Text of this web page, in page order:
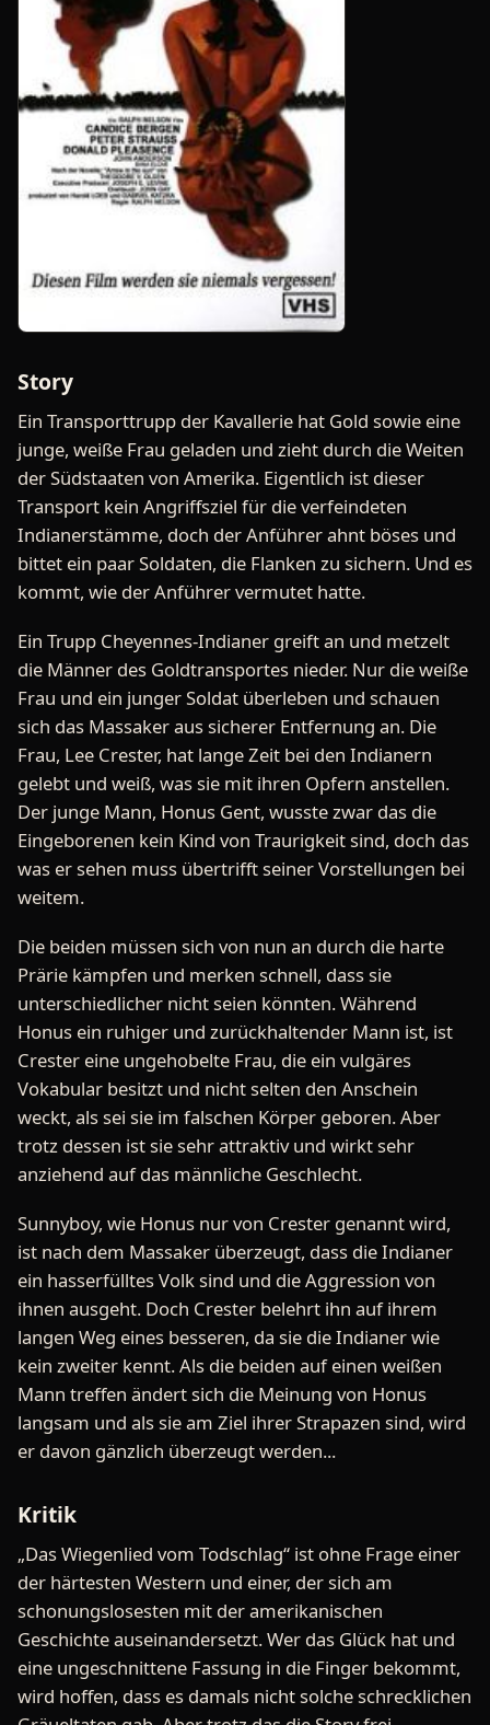
Story
Ein Transporttrupp der Kavallerie hat Gold sowie eine
junge, weiße Frau geladen und zieht durch die Weiten
der Südstaaten von Amerika. Eigentlich ist dieser
Transport kein Angriffsziel für die verfeindeten
Indianerstämme, doch der Anführer ahnt böses und
bittet ein paar Soldaten, die Flanken zu sichern. Und es
kommt, wie der Anführer vermutet hatte.
Ein Trupp Cheyennes-Indianer greift an und metzelt
die Männer des Goldtransportes nieder. Nur die weiße
Frau und ein junger Soldat überleben und schauen
sich das Massaker aus sicherer Entfernung an. Die
Frau, Lee Crester, hat lange Zeit bei den Indianern
gelebt und weiß, was sie mit ihren Opfern anstellen.
Der junge Mann, Honus Gent, wusste zwar das die
Eingeborenen kein Kind von Traurigkeit sind, doch das
was er sehen muss übertrifft seiner Vorstellungen bei
weitem.
Die beiden müssen sich von nun an durch die harte
Prärie kämpfen und merken schnell, dass sie
unterschiedlicher nicht seien könnten. Während
Honus ein ruhiger und zurückhaltender Mann ist, ist
Crester eine ungehobelte Frau, die ein vulgäres
Vokabular besitzt und nicht selten den Anschein
weckt, als sei sie im falschen Körper geboren. Aber
trotz dessen ist sie sehr attraktiv und wirkt sehr
anziehend auf das männliche Geschlecht.
Sunnyboy, wie Honus nur von Crester genannt wird,
ist nach dem Massaker überzeugt, dass die Indianer
ein hasserfülltes Volk sind und die Aggression von
ihnen ausgeht. Doch Crester belehrt ihn auf ihrem
langen Weg eines besseren, da sie die Indianer wie
kein zweiter kennt. Als die beiden auf einen weißen
Mann treffen ändert sich die Meinung von Honus
langsam und als sie am Ziel ihrer Strapazen sind, wird
er davon gänzlich überzeugt werden...
Kritik
„Das Wiegenlied vom Todschlag“ ist ohne Frage einer
der härtesten Western und einer, der sich am
schonungslosesten mit der amerikanischen
Geschichte auseinandersetzt. Wer das Glück hat und
eine ungeschnittene Fassung in die Finger bekommt,
wird hoffen, dass es damals nicht solche schrecklichen